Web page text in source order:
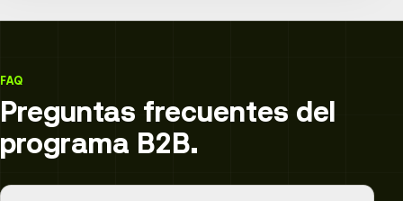
FAQ
Preguntas frecuentes del
programa B2B.